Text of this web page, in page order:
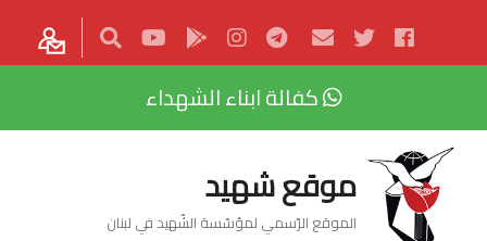
كفالة ابناء الشهداء
موقع شهيد
الموقع الرّسمي لمؤسّسة الشّهيد في لبنان